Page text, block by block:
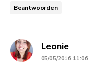
Beantwoorden
Leoniesays:
05/05/2016 11:06